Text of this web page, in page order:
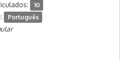
10
Português